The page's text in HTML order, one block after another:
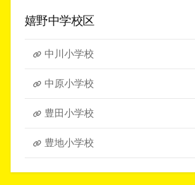
イ
嬉野中学校区
中川小学校
中原小学校
豊田小学校
豊地小学校